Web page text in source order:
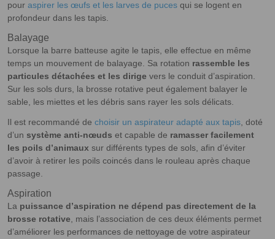
pour aspirer les œufs et les larves de puces qui se logent en
profondeur dans les tapis.
Balayage
Lorsque la barre batteuse agite le tapis, elle effectue en même
temps un mouvement de balayage. Sa rotation rassemble les
particules détachées et les dirige vers le conduit d’aspiration.
Sur les sols durs, la brosse rotative peut également balayer le
sable, les miettes et les débris sans rayer les sols délicats.
Il est recommandé de choisir un aspirateur adapté aux tapis, doté
d’un système anti-nœuds et capable de ramasser facilement
les poils d’animaux sur différents types de sols, afin d’éviter
d’avoir à retirer les poils coincés dans le rouleau après chaque
passage.
Aspiration
La puissance d’aspiration ne dépend pas directement de la
brosse rotative, mais l’association de ces deux éléments permet
d’améliorer les performances de nettoyage de votre aspirateur